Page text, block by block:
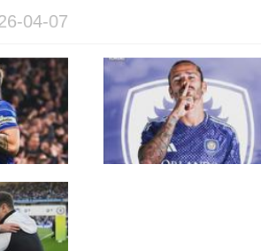
04-07